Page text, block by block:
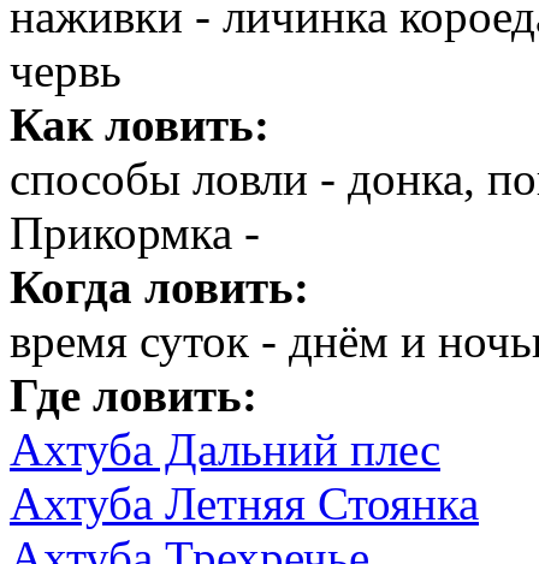
наживки - личинка
червь
Как ловить:
способы ловли - донка,
Прикормка -
Когда ловить:
время суток - днём и
Где ловить:
Ахтуба Дальний плес
Ахтуба Летняя Стоянка